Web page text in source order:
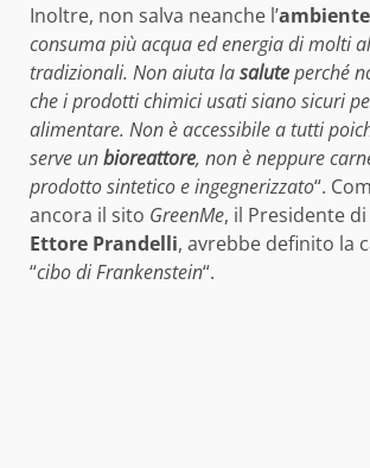
Inoltre, non salva neanche l’ambiente
consuma più acqua ed energia di molti
tradizionali. Non aiuta lasaluteperché
che i prodotti chimici usati siano sicuri
alimentare. Non è accessibile a tutti
serve unbioreattore, non è neppure
prodotto sintetico e ingegnerizzato“.
ancora il sito GreenMe, il Presidente
Ettore Prandelli, avrebbe definito la
“cibo di Frankenstein“.